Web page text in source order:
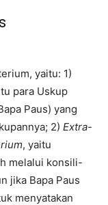
yaitu: 1)
para Uskup
Paus) yang
2) Extra-
, yaitu
melalui konsili-
jika Bapa Paus
menyatakan